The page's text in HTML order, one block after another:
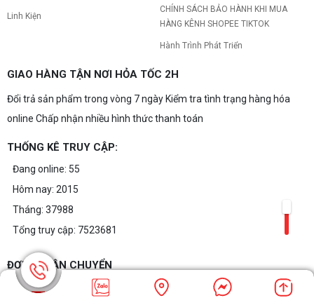
Linh Kiện
CHÍNH SÁCH BẢO HÀNH KHI MUA
HÀNG KÊNH SHOPEE TIKTOK
Hành Trình Phát Triển
GIAO HÀNG TẬN NƠI HỎA TỐC 2H
Đổi trả sản phẩm trong vòng 7 ngày Kiểm tra tình trạng hàng hóa
online Chấp nhận nhiều hình thức thanh toán
THỐNG KÊ TRUY CẬP:
Đang online: 55
Hôm nay: 2015
Tháng: 37988
Tổng truy cập: 7523681
ĐƠN VỊ VẬN CHUYỂN